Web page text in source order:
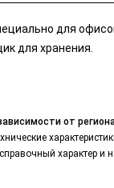
для
для хранения.
от
характер и